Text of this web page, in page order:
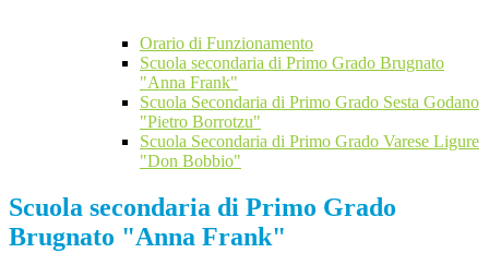
Orario di Funzionamento
Scuola secondaria di Primo Grado Brugnato
"Anna Frank"
Scuola Secondaria di Primo Grado Sesta Godano
"Pietro Borrotzu"
Scuola Secondaria di Primo Grado Varese Ligure
"Don Bobbio"
Scuola secondaria di Primo Grado
Brugnato "Anna Frank"